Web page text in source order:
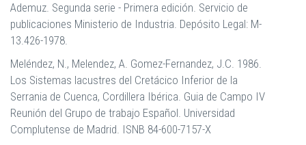
Ademuz. Segunda serie - Primera edición. Servicio de
publicaciones Ministerio de Industria. Depósito Legal: M-
13.426-1978.
Meléndez, N., Melendez, A. Gomez-Fernandez, J.C. 1986.
Los Sistemas lacustres del Cretácico Inferior de la
Serrania de Cuenca, Cordillera Ibérica. Guia de Campo IV
Reunión del Grupo de trabajo Español. Universidad
Complutense de Madrid. ISNB 84-600-7157-X